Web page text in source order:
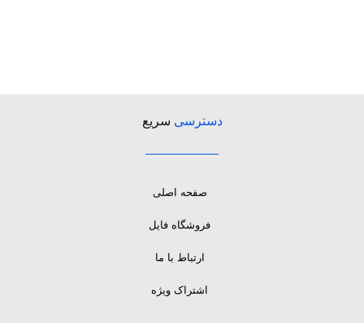
دسترسی سریع
صفحه اصلی
فروشگاه فایل
ارتباط با ما
اشتراک ویژه